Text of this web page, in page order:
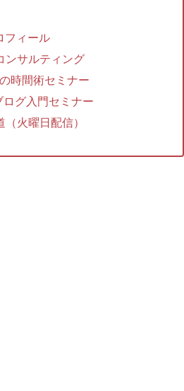
フィール
ンサルティング
時間術セミナー
グ入門セミナー
火曜日配信）